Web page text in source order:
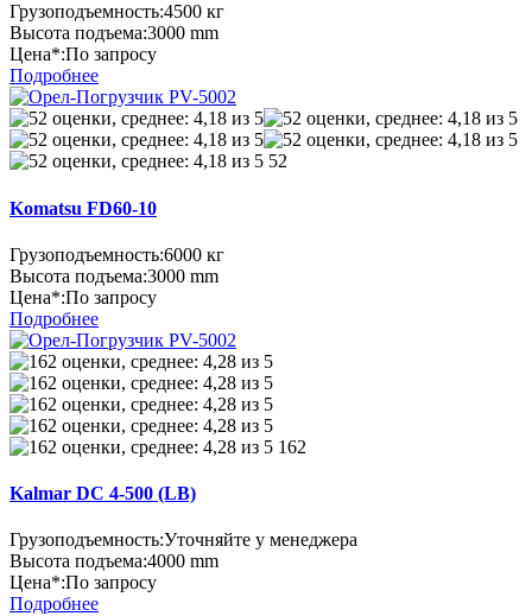
Грузоподъемность:4500 кг
Высота подъема:3000 mm
Цена*:По запросу
Подробнее
52
Komatsu FD60-10
Грузоподъемность:6000 кг
Высота подъема:3000 mm
Цена*:По запросу
Подробнее
162
Kalmar DC 4-500 (LB)
Грузоподъемность:Уточняйте у менеджера
Высота подъема:4000 mm
Цена*:По запросу
Подробнее